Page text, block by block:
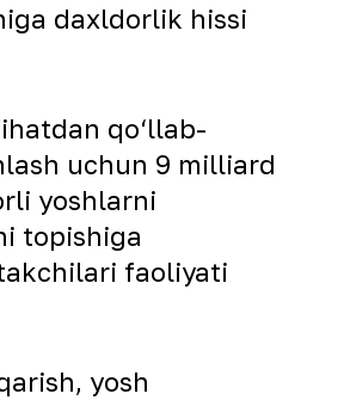
daxldorlik hissi
qo‘llab-
uchun 9 milliard
yoshlarni
topishiga
faoliyati
yosh